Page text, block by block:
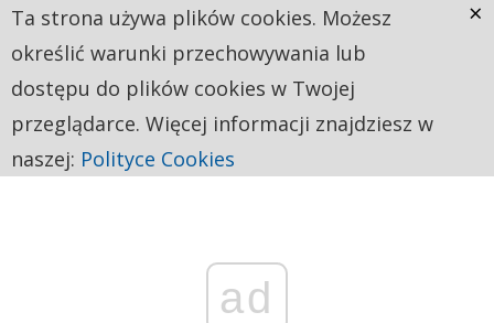
ad
Ta strona używa plików cookies. Możesz
określić warunki przechowywania lub
dostępu do plików cookies w Twojej
przeglądarce. Więcej informacji znajdziesz w
naszej: Polityce Cookies
×